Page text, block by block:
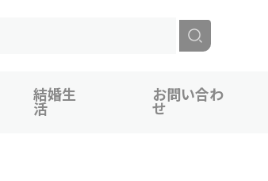
結婚生
活
お問い合わ
せ